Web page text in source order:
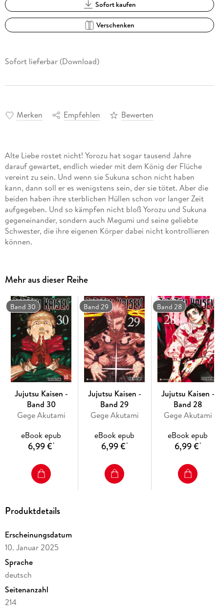
Sofort kaufen
Verschenken
Sofort lieferbar (Download)
Merken Empfehlen Bewerten
Alte Liebe rostet nicht! Yorozu hat sogar tausend Jahre
darauf gewartet, endlich wieder mit dem König der Flüche
vereint zu sein. Und wenn sie Sukuna schon nicht haben
kann, dann soll er es wenigstens sein, der sie tötet. Aber die
beiden haben ihre sterblichen Hüllen schon vor langer Zeit
aufgegeben. Und so kämpfen nicht bloß Yorozu und Sukuna
gegeneinander, sondern auch Megumi und seine geliebte
Schwester, die ihre eigenen Körper dabei nicht kontrollieren
können.
Mehr aus dieser Reihe
Band 30
Jujutsu Kaisen -
Band 30
Gege Akutami
eBook epub
6,99 €*
Band 29
Jujutsu Kaisen -
Band 29
Gege Akutami
eBook epub
6,99 €*
Band 28
Jujutsu Kaisen -
Band 28
Gege Akutami
eBook epub
6,99 €*
Produktdetails
Erscheinungsdatum
10. Januar 2025
Sprache
deutsch
Seitenanzahl
214